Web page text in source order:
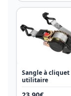
Sangle à cliquet
utilitaire